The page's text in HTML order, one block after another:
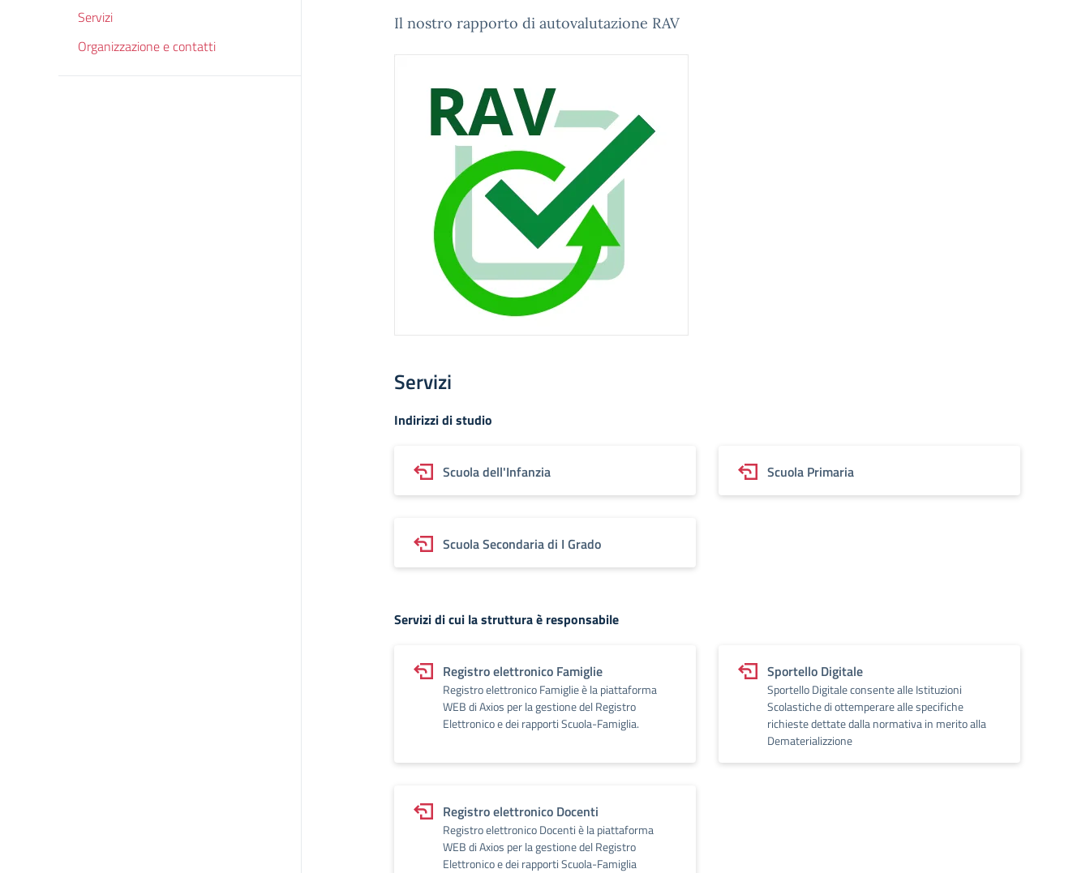
Servizi
Organizzazione e contatti
Il nostro rapporto di autovalutazione RAV
Servizi
Indirizzi di studio
Scuola dell'Infanzia Scuola Primaria
Scuola Secondaria di I Grado
Servizi di cui la struttura è responsabile
Registro elettronico Famiglie
Registro elettronico Famiglie è la piattaforma
WEB di Axios per la gestione del Registro
Elettronico e dei rapporti Scuola-Famiglia.
Sportello Digitale
Sportello Digitale consente alle Istituzioni
Scolastiche di ottemperare alle specifiche
richieste dettate dalla normativa in merito alla
Dematerializzione
Registro elettronico Docenti
Registro elettronico Docenti è la piattaforma
WEB di Axios per la gestione del Registro
Elettronico e dei rapporti Scuola-Famiglia